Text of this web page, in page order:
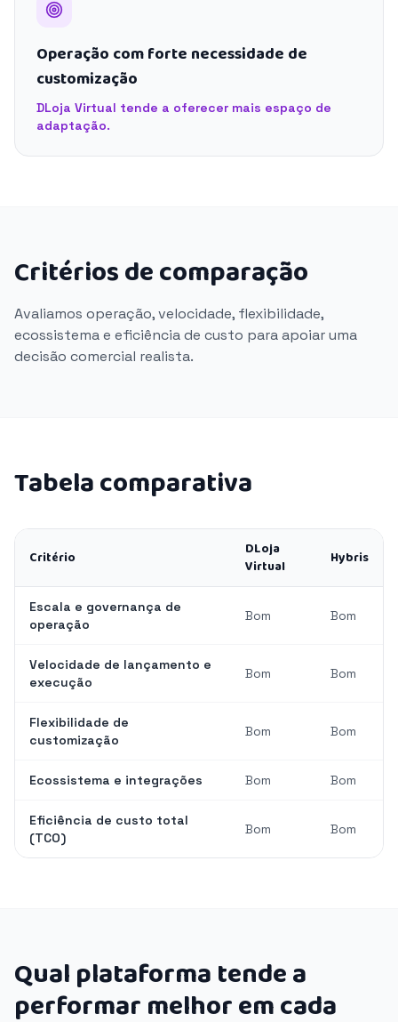
Operação com forte necessidade de
customização
DLoja Virtual tende a oferecer mais espaço de
adaptação.
Critérios de comparação
Avaliamos operação, velocidade, flexibilidade,
ecossistema e eficiência de custo para apoiar uma
decisão comercial realista.
Tabela comparativa
Critério
DLoja
Virtual
Hybris
Escala e governança de
operação
Bom Bom
Velocidade de lançamento e
execução
Bom Bom
Flexibilidade de
customização
Bom Bom
Ecossistema e integrações Bom Bom
Eficiência de custo total
(TCO)
Bom Bom
Qual plataforma tende a
performar melhor em cada